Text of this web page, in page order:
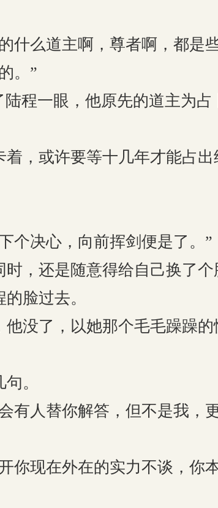
么道主啊，尊者啊，都是
。”
程一眼，他原先的道主为占
，或许要等十几年才能占出
决心，向前挥剑便是了。”
，还是随意得给自己换了个
脸过去。
没了，以她那个毛毛躁躁的
。
人替你解答，但不是我，更
现在外在的实力不谈，你